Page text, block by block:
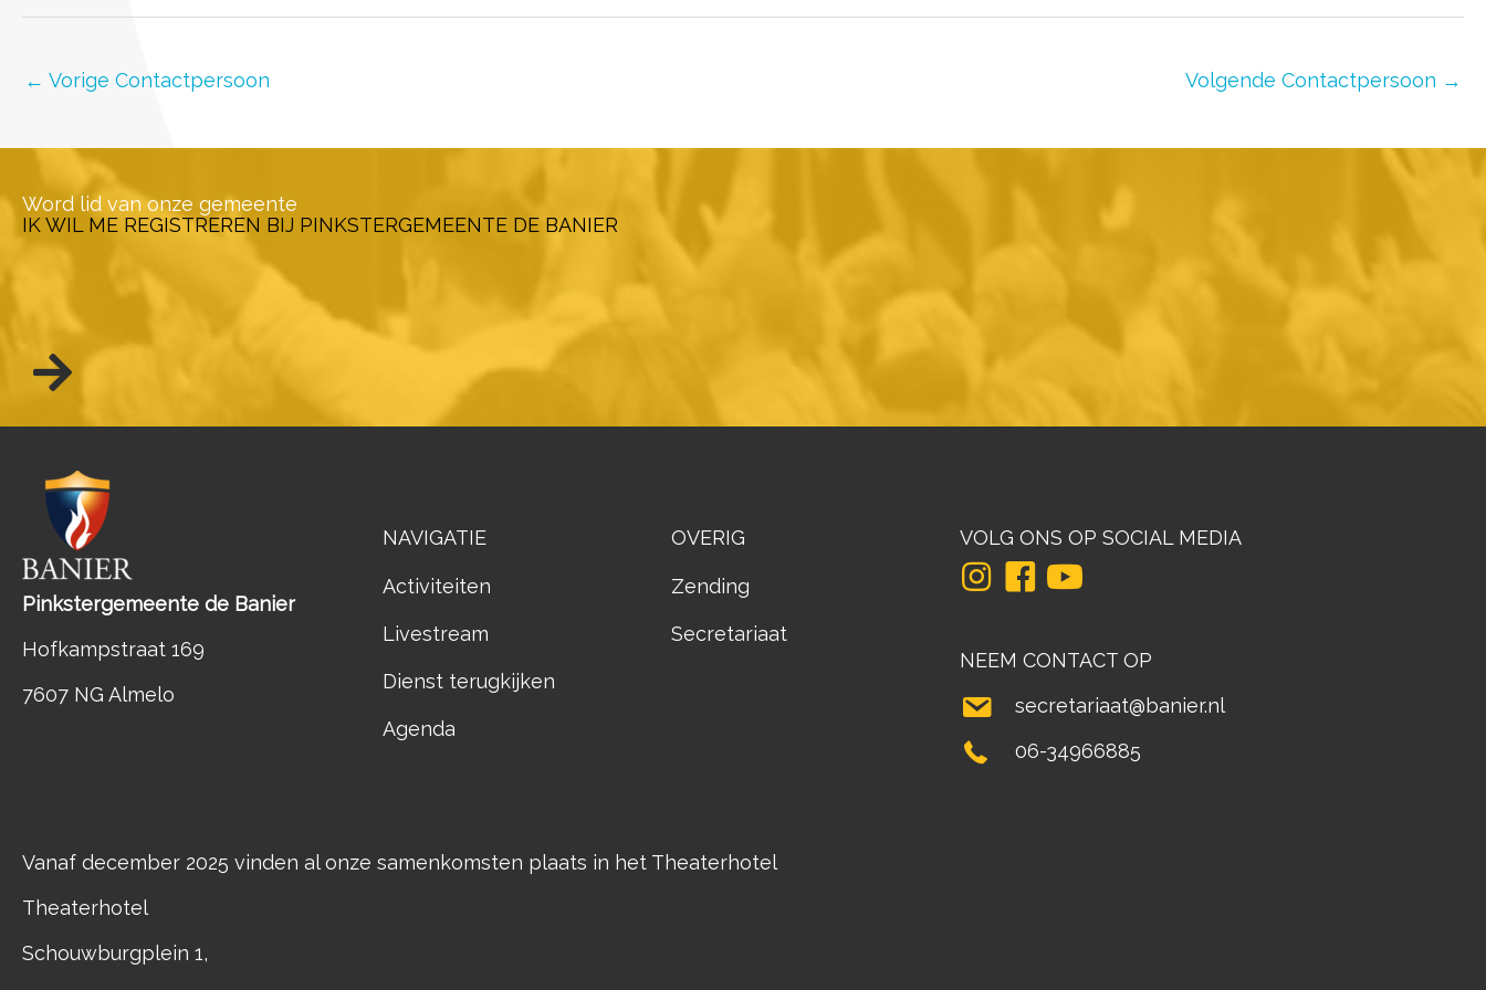
← Vorige Contactpersoon Volgende Contactpersoon →
Word lid van onze gemeente
IK WIL ME REGISTREREN BIJ PINKSTERGEMEENTE DE BANIER
Pinkstergemeente de Banier
Hofkampstraat 169
7607 NG Almelo
NAVIGATIE
Activiteiten
Livestream
Dienst terugkijken
Agenda
OVERIG
Zending
Secretariaat
VOLG ONS OP SOCIAL MEDIA
NEEM CONTACT OP
secretariaat@banier.nl
06-34966885
Vanaf december 2025 vinden al onze samenkomsten plaats in het Theaterhotel
Theaterhotel
Schouwburgplein 1,